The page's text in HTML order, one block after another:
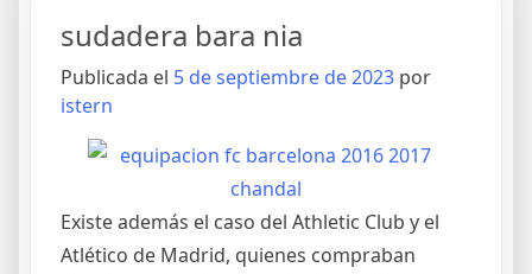
sudadera bara nia
Publicada el 5 de septiembre de 2023 por
istern
Existe además el caso del Athletic Club y el
Atlético de Madrid, quienes compraban